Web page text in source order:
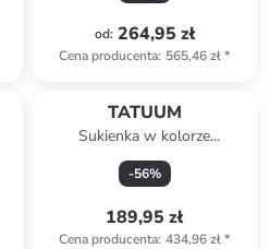
od: 264,95 zł
Cena producenta: 565,46 zł*
TATUUM
Sukienka w kolorze
czerwonym
-56%
189,95 zł
Cena producenta: 434,96 zł*